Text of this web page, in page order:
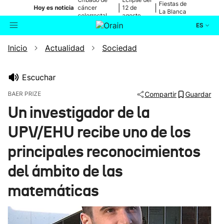
Hoy es noticia cáncer
colorrectal
12 de
agosto
Fiestas de
La Blanca
ES
Buscador Actualidad
Ikusmiran
Eguraldia
Inicio Actualidad Sociedad
Escuchar
BAER PRIZE Compartir Guardar
Un investigador de la
UPV/EHU recibe uno de los
principales reconocimientos
del ámbito de las
matemáticas